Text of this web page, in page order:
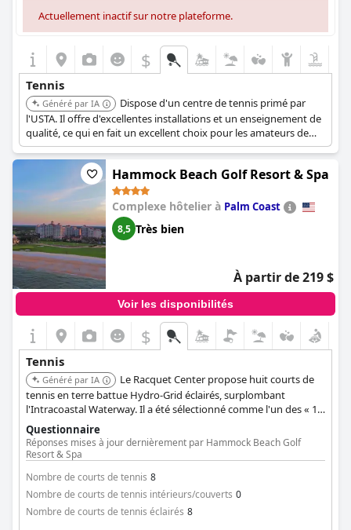
Actuellement inactif sur notre plateforme.
$
Tennis
Généré par IA
Dispose d'un centre de tennis primé par
l'USTA. Il offre d'excellentes installations et un enseignement de
qualité, ce qui en fait un excellent choix pour les amateurs de
tennis.
Hammock Beach Golf Resort & Spa
Complexe hôtelier à Palm Coast
8,5 Très bien
À partir de 219 $
Voir les disponibilités
$
Tennis
Généré par IA
Le Racquet Center propose huit courts de
tennis en terre battue Hydro-Grid éclairés, surplombant
l'Intracoastal Waterway. Il a été sélectionné comme l'un des « 10
meilleurs complexes de tennis au monde ». La location de
courts et des leçons avec des professionnels du tennis sont
disponibles.
Questionnaire
Réponses mises à jour dernièrement par Hammock Beach Golf
Resort & Spa
Nombre de courts de tennis 8
Nombre de courts de tennis intérieurs/couverts 0
Nombre de courts de tennis éclairés 8